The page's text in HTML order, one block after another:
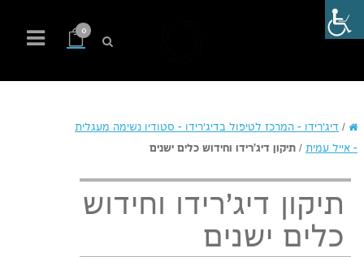
0
/ דיג'רידו – המרכז לטיפול בדיג'רידו – סטודיו נשימה מעגלית
– אייל עמית / תיקון דיג'רידו וחידוש כלים ישנים
תיקון דיג'רידו וחידוש
כלים ישנים